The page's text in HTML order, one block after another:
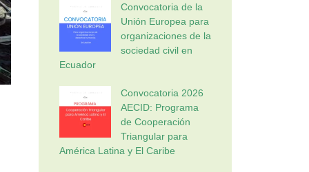
Convocatoria de la
Unión Europea para
organizaciones de la
sociedad civil en
Ecuador
Convocatoria 2026
AECID: Programa
de Cooperación
Triangular para
América Latina y El Caribe